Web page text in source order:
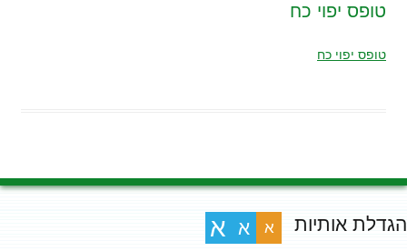
טופס יפוי כח
טופס יפוי כח
הגדלת אותיות א א א